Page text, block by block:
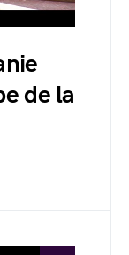
de la